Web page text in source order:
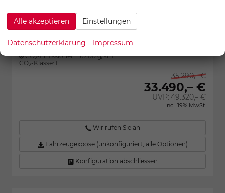
Kraftstoff
Verbrauch kombiniert:
7,30 l/100km
CO2-Emissionen:167,00 g/km
CO2-Klasse: F
35.290,– €
33.490,– €
UVP: 49.320,– €
incl. 19% MwSt.
Wir rufen Sie an
Fahrzeugexpose (unkonfiguriert, alle Optionen)
Konfiguration abschliessen
Alle akzeptieren Einstellungen
Datenschutzerklärung Impressum